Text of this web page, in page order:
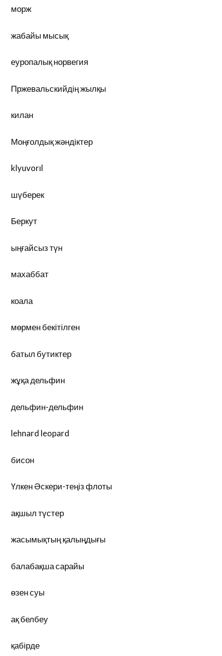
морж
жабайы мысық
еуропалық норвегия
Пржевальскийдің жылқы
килан
Моңғолдық жәндіктер
klyuvorıl
шүберек
Беркут
ыңғайсыз түн
махаббат
коала
мөрмен бекітілген
батыл бутиктер
жұқа дельфин
дельфин-дельфин
lehnard leopard
бисон
Үлкен Әскери-теңіз флоты
ақшыл түстер
жасымықтың қалыңдығы
балабақша сарайы
өзен суы
ақ белбеу
қабірде